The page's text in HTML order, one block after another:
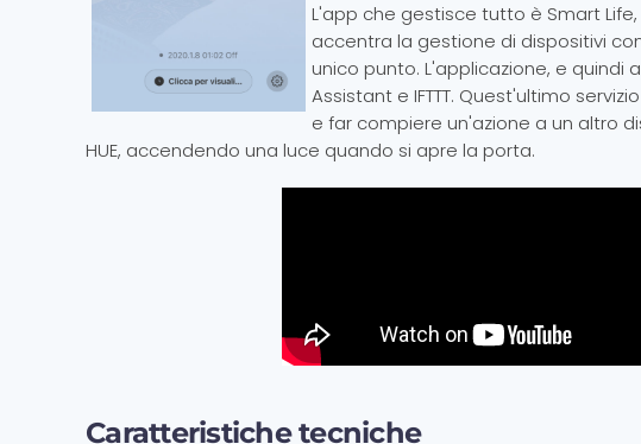
L'app che gestisce tutto è Smart
accentra la gestione di dispositivi
unico punto. L'applicazione, e quindi
Assistant e IFTTT. Quest'ultimo
e far compiere un'azione a un altro
HUE, accendendo una luce quando si apre la porta.
Caratteristiche tecniche